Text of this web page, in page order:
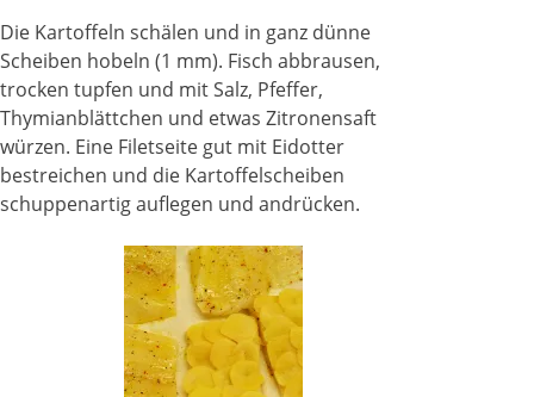
Die Kartoffeln schälen und in ganz dünne
Scheiben hobeln (1 mm). Fisch abbrausen,
trocken tupfen und mit Salz, Pfeffer,
Thymianblättchen und etwas Zitronensaft
würzen. Eine Filetseite gut mit Eidotter
bestreichen und die Kartoffelscheiben
schuppenartig auflegen und andrücken.